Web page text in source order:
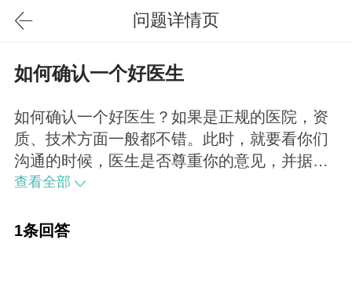
问题详情页
如何确认一个好医生
如何确认一个好医生？如果是正规的医院，资
质、技术方面一般都不错。此时，就要看你们
沟通的时候，医生是否尊重你的意见，并据此
给出合理的方案，对于你的疑问是否进行了详
前进行了告知等。
查看全部
1条回答